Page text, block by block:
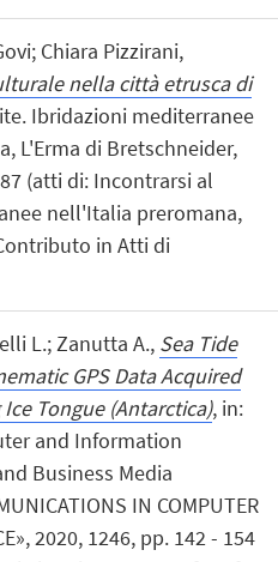
Chiara Pizzirani,
nella città etrusca di
Ibridazioni mediterranee
L'Erma di Bretschneider,
(atti di: Incontrarsi al
nell'Italia preromana,
in Atti di
L.; Zanutta A., Sea Tide
GPS Data Acquired
Tongue (Antarctica), in:
and Information
Business Media
IN COMPUTER
2020, 1246, pp. 142 - 154